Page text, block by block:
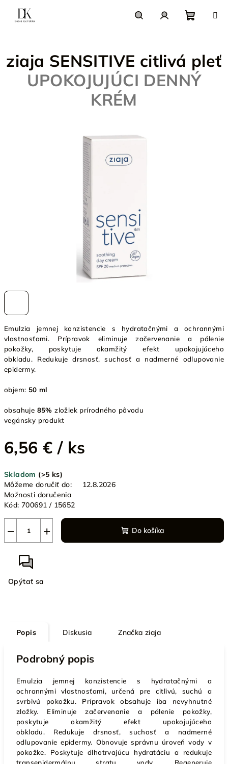
obsah
košík
Emulzia jemnej konzistencie s hydratačnými a ochrannými
vlastnosťami. Prípravok eliminuje začervenanie a pálenie
pokožky, poskytuje okamžitý efekt upokojujúceho
obkladu. Redukuje drsnosť, suchosť a nadmerné odlupovanie
epidermy.
objem: 50 ml
obsahuje 85% zložiek prírodného pôvodu
vegánsky produkt
6,56 € / ks
cena:
Skladom (>5 ks)
Môžeme doručiť do:
12.8.2026
Možnosti doručenia
Kód: 700691 / 15652
+
− Do košíka
Opýtať sa
ziaja SENSITIVE citlivá pleť
UPOKOJUJÚCI DENNÝ
KRÉM
Popis Diskusia Značka ziaja
Podrobný popis
Emulzia jemnej konzistencie s hydratačnými a
ochrannými vlastnosťami, určená pre citlivú, suchú a
svrbivú pokožku. Prípravok obsahuje iba nevyhnutné
zložky. Eliminuje začervenanie a pálenie pokožky,
poskytuje okamžitý efekt upokojujúceho
obkladu. Redukuje drsnosť, suchosť a nadmerné
odlupovanie epidermy. Obnovuje správnu úroveň vody v
pokožke. Poskytuje dlhotrvajúcu hydratáciu a redukuje